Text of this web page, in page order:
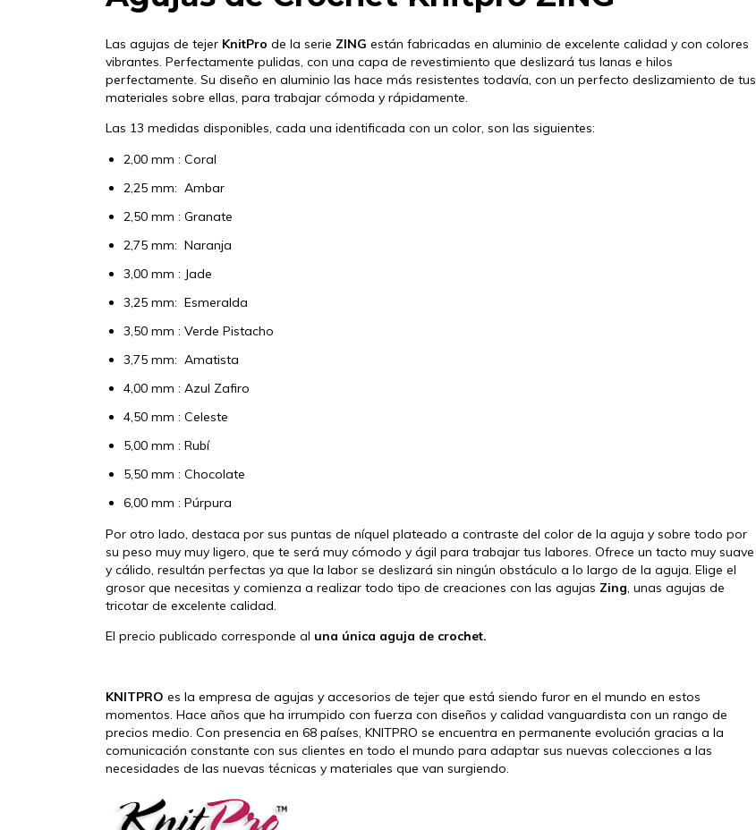
Las agujas de tejer KnitPro de la serie ZING están fabricadas en aluminio de excelente calidad y con colores
vibrantes. Perfectamente pulidas, con una capa de revestimiento que deslizará tus lanas e hilos
perfectamente. Su diseño en aluminio las hace más resistentes todavía, con un perfecto deslizamiento de tus
materiales sobre ellas, para trabajar cómoda y rápidamente.
Las 13 medidas disponibles, cada una identificada con un color, son las siguientes:
2,00 mm : Coral
2,25 mm: Ambar
2,50 mm : Granate
2,75 mm: Naranja
3,00 mm : Jade
3,25 mm: Esmeralda
3,50 mm : Verde Pistacho
3,75 mm: Amatista
4,00 mm : Azul Zafiro
4,50 mm : Celeste
5,00 mm : Rubí
5,50 mm : Chocolate
6,00 mm : Púrpura
Por otro lado, destaca por sus puntas de níquel plateado a contraste del color de la aguja y sobre todo por
su peso muy muy ligero, que te será muy cómodo y ágil para trabajar tus labores. Ofrece un tacto muy suave
y cálido, resultán perfectas ya que la labor se deslizará sin ningún obstáculo a lo largo de la aguja. Elige el
grosor que necesitas y comienza a realizar todo tipo de creaciones con las agujas Zing, unas agujas de
tricotar de excelente calidad.
El precio publicado corresponde al una única aguja de crochet.
KNITPRO es la empresa de agujas y accesorios de tejer que está siendo furor en el mundo en estos
momentos. Hace años que ha irrumpido con fuerza con diseños y calidad vanguardista con un rango de
precios medio. Con presencia en 68 países, KNITPRO se encuentra en permanente evolución gracias a la
comunicación constante con sus clientes en todo el mundo para adaptar sus nuevas colecciones a las
necesidades de las nuevas técnicas y materiales que van surgiendo.